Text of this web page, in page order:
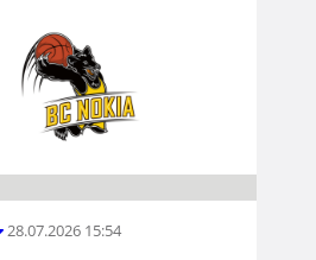
28.07.2026 15:54